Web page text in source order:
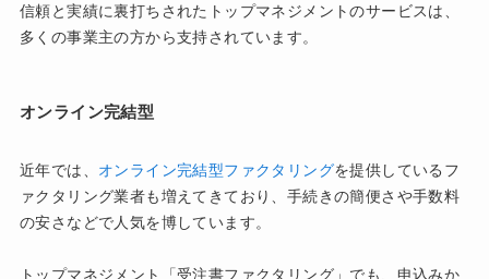
信頼と実績に裏打ちされたトップマネジメントのサービスは、
多くの事業主の方から支持されています。
オンライン完結型
近年では、 オンライン完結型ファクタリングを提供しているフ
ァクタリング業者も増えてきており、手続きの簡便さや手数料
の安さなどで人気を博しています。
トップマネジメント「受注書ファクタリング」でも、申込みか